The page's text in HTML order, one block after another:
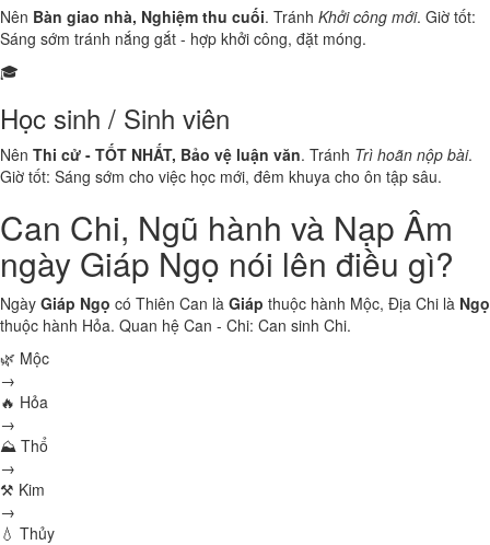
Nên Bàn giao nhà, Nghiệm thu cuối. Tránh Khởi công mới. Giờ tốt:
Sáng sớm tránh nắng gắt - hợp khởi công, đặt móng.
🎓
Học sinh / Sinh viên
Nên Thi cử - TỐT NHẤT, Bảo vệ luận văn. Tránh Trì hoãn nộp bài.
Giờ tốt: Sáng sớm cho việc học mới, đêm khuya cho ôn tập sâu.
Can Chi, Ngũ hành và Nạp Âm
ngày Giáp Ngọ nói lên điều gì?
Ngày Giáp Ngọ có Thiên Can là Giáp thuộc hành Mộc, Địa Chi là Ngọ
thuộc hành Hỏa. Quan hệ Can - Chi: Can sinh Chi.
🌿 Mộc
→
🔥 Hỏa
→
⛰ Thổ
→
⚒ Kim
→
💧 Thủy